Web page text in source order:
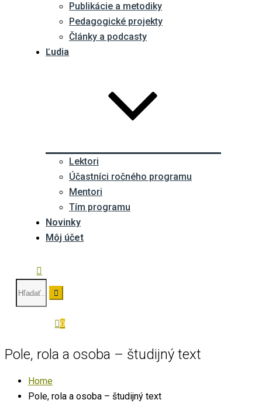
Publikácie a metodiky
Pedagogické projekty
Články a podcasty
Ľudia
Lektori
Účastníci ročného programu
Mentori
Tím programu
Novinky
Môj účet
0
Pole, rola a osoba – študijný text
Home
Pole, rola a osoba – študijný text